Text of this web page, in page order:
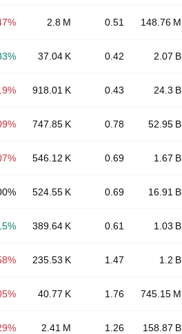
2.8 M 0.51 148.76 M
37.04 K 0.42 2.07 B
918.01 K 0.43 24.3 B
747.85 K 0.78 52.95 B
546.12 K 0.69 1.67 B
524.55 K 0.69 16.91 B
389.64 K 0.61 1.03 B
235.53 K 1.47 1.2 B
40.77 K 1.76 745.15 M
2.41 M 1.26 158.87 B